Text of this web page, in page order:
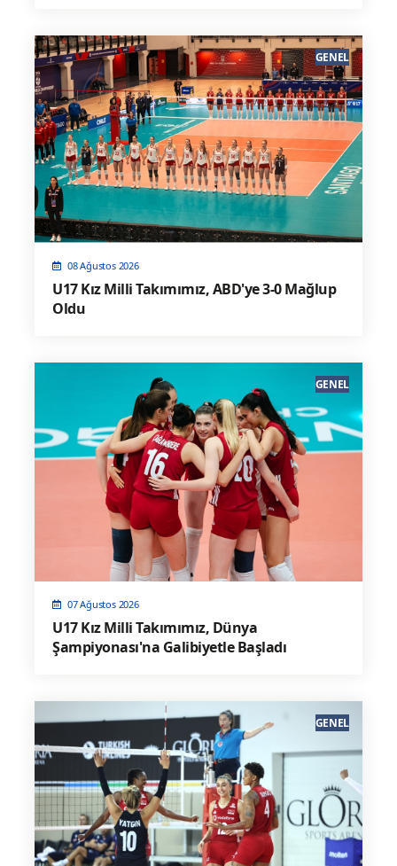
08 Ağustos 2026
U17 Kız Milli Takımımız, ABD'ye 3-0 Mağlup
Oldu
GENEL
07 Ağustos 2026
U17 Kız Milli Takımımız, Dünya
Şampiyonası'na Galibiyetle Başladı
GENEL
GENEL